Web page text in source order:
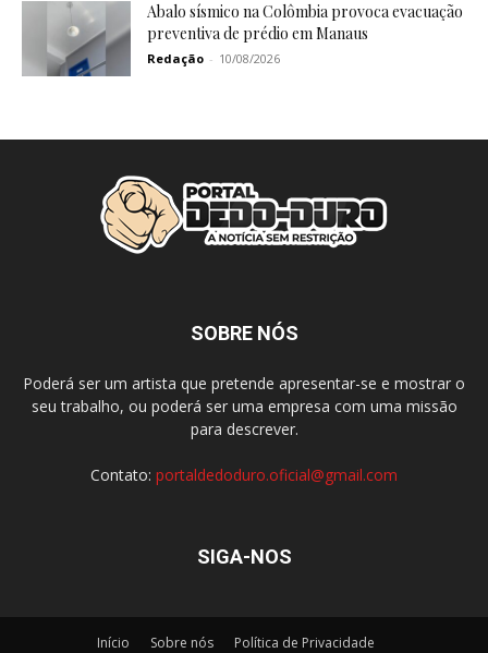
Abalo sísmico na Colômbia provoca evacuação
preventiva de prédio em Manaus
Redação - 10/08/2026
SOBRE NÓS
Poderá ser um artista que pretende apresentar-se e mostrar o
seu trabalho, ou poderá ser uma empresa com uma missão
para descrever.
Contato: portaldedoduro.oficial@gmail.com
SIGA-NOS
Início Sobre nós Política de Privacidade